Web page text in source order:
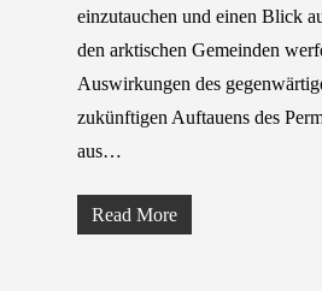
einzutauchen und einen Blick
den arktischen Gemeinden
Auswirkungen des
zukünftigen Auftauens des
aus…
Read More